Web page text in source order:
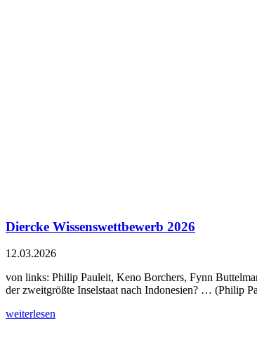
Diercke Wissenswettbewerb 2026
12.03.2026
von links: Philip Pauleit, Keno Borchers, Fynn
der zweitgrößte Inselstaat nach Indonesien? … (Philip
weiterlesen